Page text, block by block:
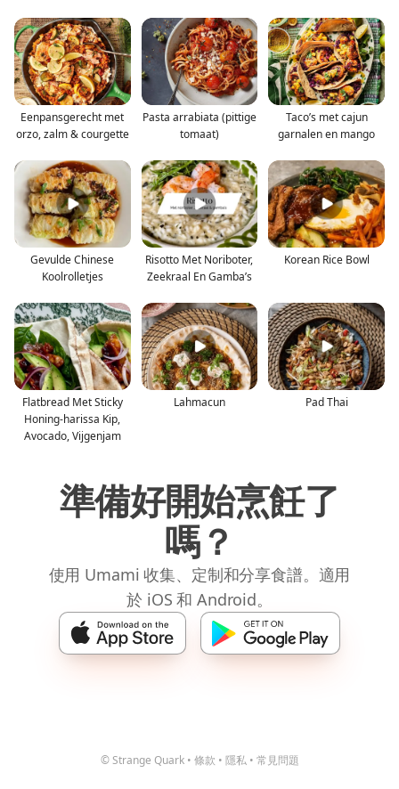
Eenpansgerecht met
orzo, zalm & courgette
Pasta arrabiata (pittige
tomaat)
Taco’s met cajun
garnalen en mango
Gevulde Chinese
Koolrolletjes
Risotto Met Noriboter,
Zeekraal En Gamba’s
Korean Rice Bowl
Flatbread Met Sticky
Honing-harissa Kip,
Avocado, Vijgenjam
Lahmacun Pad Thai
準備好開始烹飪了
嗎？
使用 Umami 收集、定制和分享食譜。適用
於 iOS 和 Android。
© Strange Quark • 條款 • 隱私 • 常見問題